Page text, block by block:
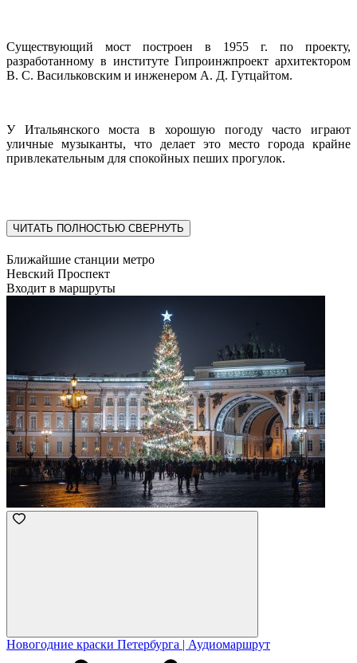
Существующий мост построен в 1955 г. по проекту,
разработанному в институте Гипроинжпроект архитектором
В. С. Васильковским и инженером А. Д. Гутцайтом.
У Итальянского моста в хорошую погоду часто играют
уличные музыканты, что делает это место города крайне
привлекательным для спокойных пеших прогулок.
ЧИТАТЬ ПОЛНОСТЬЮ СВЕРНУТЬ
Ближайшие станции метро
Невский Проспект
Входит в маршруты
Новогодние краски Петербурга | Аудиомаршрут